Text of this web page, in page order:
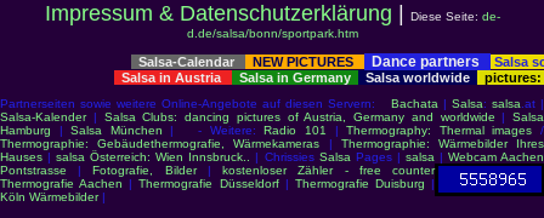
Impressum & Datenschutzerklärung Diese Seite: de-
d.de/salsa/bonn/sportpark.htm
Salsa-Calendar NEW PICTURES Dance partners
Salsa
Salsa in Austria
Salsa in Germany Salsa worldwide
Partnerseiten sowie weitere Online-Angebote auf diesen Servern: Bachata | Salsa: salsa .at |
Salsa-Kalender| Salsa Clubs: dancing pictures of Austria, Germany and worldwide | Salsa
Hamburg |Salsa München | - Weitere:Radio 101 |Thermography: Thermal images /
Thermographie: Gebäudethermografie, Wärmekameras | Thermographie: Wärmebilder Ihres
Hauses |salsa Österreich: Wien Innsbruck.. | Chrissies Salsa Pages | salsa | Webcam Aachen
Pontstrasse |Fotografie, Bilder|kostenloser Zähler - free counter
Thermografie Aachen
|Thermografie Düsseldorf| Thermografie Duisburg |
Köln Wärmebilder|